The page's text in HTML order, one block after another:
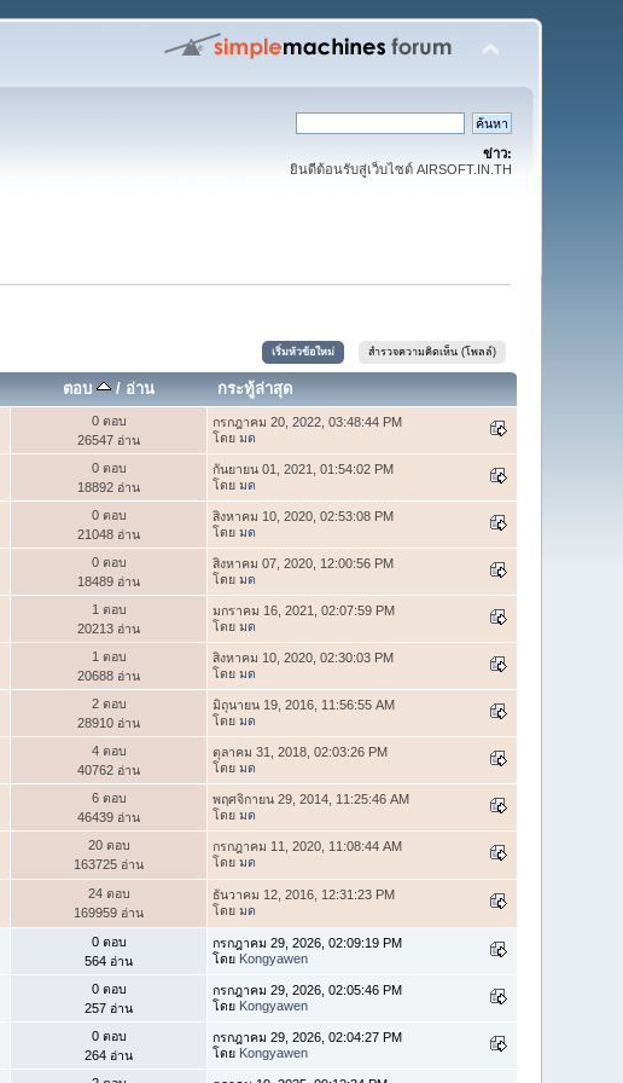
ข่าว:
ยินดีต้อนรับสู่เว็บไซต์ AIRSOFT.IN.TH
เริ่มหัวข้อใหม่ สำรวจความคิดเห็น (โพลล์)
ตอบ / อ่าน กระทู้ล่าสุด
0 ตอบ
26547 อ่าน
กรกฎาคม 20, 2022, 03:48:44 PM
โดยมด
0 ตอบ
18892 อ่าน
กันยายน 01, 2021, 01:54:02 PM
โดยมด
0 ตอบ
21048 อ่าน
สิงหาคม 10, 2020, 02:53:08 PM
โดยมด
0 ตอบ
18489 อ่าน
สิงหาคม 07, 2020, 12:00:56 PM
โดยมด
1 ตอบ
20213 อ่าน
มกราคม 16, 2021, 02:07:59 PM
โดยมด
1 ตอบ
20688 อ่าน
สิงหาคม 10, 2020, 02:30:03 PM
โดยมด
2 ตอบ
28910 อ่าน
มิถุนายน 19, 2016, 11:56:55 AM
โดยมด
4 ตอบ
40762 อ่าน
ตุลาคม 31, 2018, 02:03:26 PM
โดยมด
6 ตอบ
46439 อ่าน
พฤศจิกายน 29, 2014, 11:25:46 AM
โดยมด
20 ตอบ
163725 อ่าน
กรกฎาคม 11, 2020, 11:08:44 AM
โดยมด
24 ตอบ
169959 อ่าน
ธันวาคม 12, 2016, 12:31:23 PM
โดยมด
0 ตอบ
564 อ่าน
กรกฎาคม 29, 2026, 02:09:19 PM
โดย Kongyawen
0 ตอบ
257 อ่าน
กรกฎาคม 29, 2026, 02:05:46 PM
โดย Kongyawen
0 ตอบ
264 อ่าน
กรกฎาคม 29, 2026, 02:04:27 PM
โดย Kongyawen